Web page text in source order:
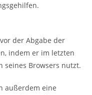
der Abgabe der
indem er im letzten
seines Browsers nutzt.
außerdem eine